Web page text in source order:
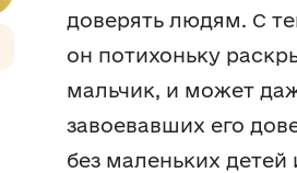
доверять людям. С
он потихоньку
мальчик, и может
завоевавших его
без маленьких